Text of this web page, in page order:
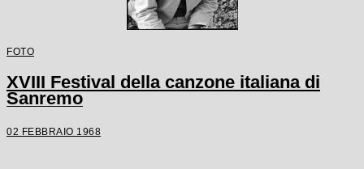
FOTO
XVIII Festival della canzone italiana di
Sanremo
02 FEBBRAIO 1968